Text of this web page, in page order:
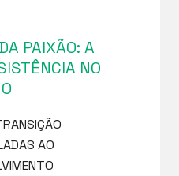
PAIXÃO: A
NO
AO